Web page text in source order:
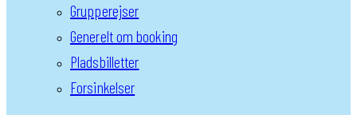
Grupperejser
Generelt om booking
Pladsbilletter
Forsinkelser